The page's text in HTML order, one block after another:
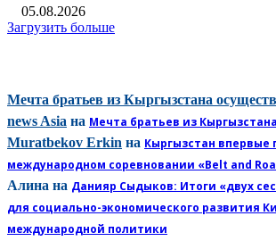
05.08.2026
Загрузить больше
Мечта братьев из Кыргызстана
news Asia на Мечта братьев из
Muratbekov Erkin на Кыргызстан впервые
международном соревновании «Belt and
Алина на Данияр Сыдыков: Итоги «двух
для социально-экономического развития
международной политики